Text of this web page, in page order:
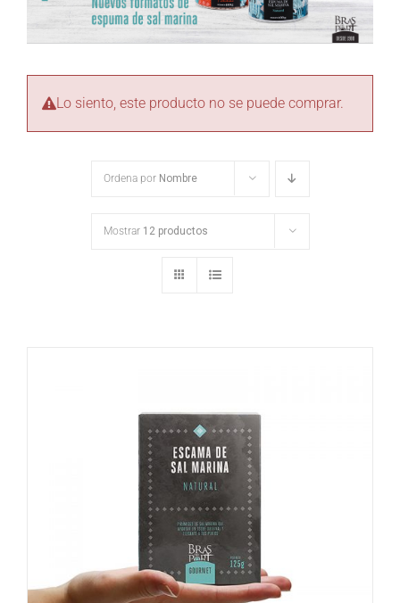
Lo siento, este producto no se puede comprar.
Ordena por Nombre
Mostrar 12 productos